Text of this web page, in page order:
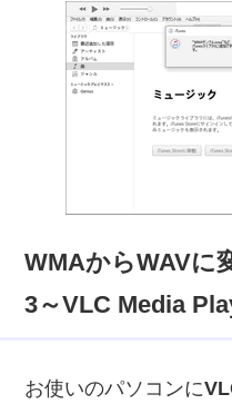
WMAからWAVに
3～VLC Media
お使いのパソコンに